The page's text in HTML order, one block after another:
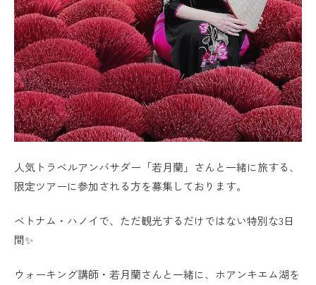
人気トラベルアンバサダー「若月蘭」さんと一緒に旅する、
限定ツアーに参加される方を募集しております。
ベトナム・ハノイで、ただ観光するだけではない特別な3日
間✨
ウォーキング講師・若月蘭さんと一緒に、ホアンキエム湖を